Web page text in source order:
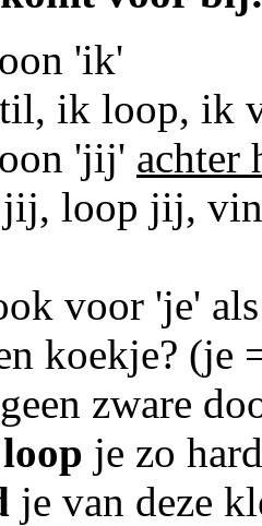
'ik'
ik loop, ik
'jij' achter
loop jij,
voor 'je'
koekje? (je
zware
loop je zo
je van deze